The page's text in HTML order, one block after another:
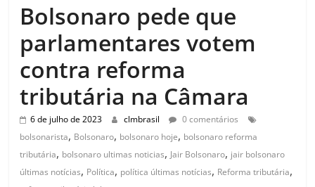
Bolsonaro pede que
parlamentares votem
contra reforma
tributária na Câmara
6 de julho de 2023 clmbrasil
0 comentários
bolsonarista, Bolsonaro, bolsonaro hoje, bolsonaro reforma
tributária, bolsonaro ultimas noticias, Jair Bolsonaro, jair bolsonaro
últimas notícias, Política, política últimas notícias, Reforma tributária,